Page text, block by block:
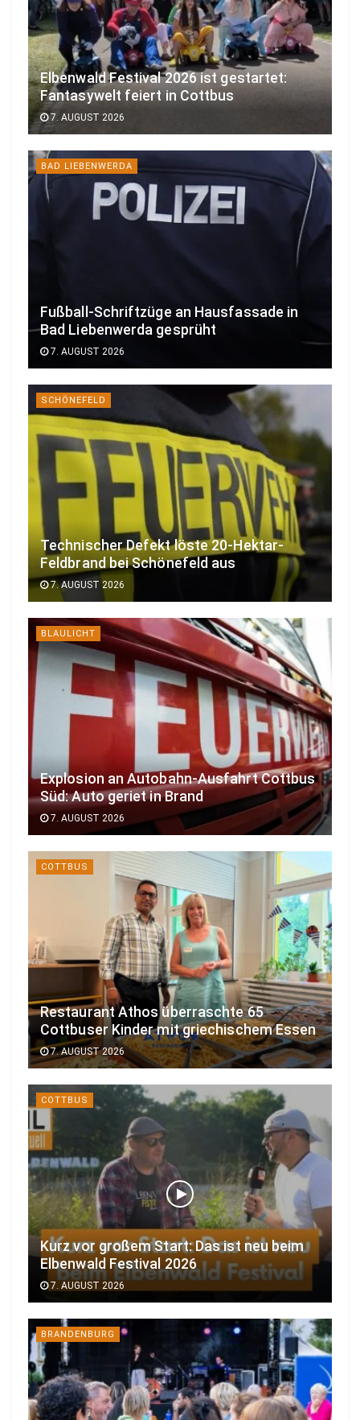
Elbenwald Festival 2026 ist gestartet:
Fantasywelt feiert in Cottbus
7. AUGUST 2026
BAD LIEBENWERDA
Fußball-Schriftzüge an Hausfassade in
Bad Liebenwerda gesprüht
7. AUGUST 2026
SCHÖNEFELD
Technischer Defekt löste 20-Hektar-
Feldbrand bei Schönefeld aus
7. AUGUST 2026
BLAULICHT
Explosion an Autobahn-Ausfahrt Cottbus
Süd: Auto geriet in Brand
7. AUGUST 2026
COTTBUS
Restaurant Athos überraschte 65
Cottbuser Kinder mit griechischem Essen
7. AUGUST 2026
COTTBUS
Kurz vor großem Start: Das ist neu beim
Elbenwald Festival 2026
7. AUGUST 2026
BRANDENBURG